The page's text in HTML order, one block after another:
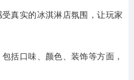
真实的冰淇淋店氛围，让玩家
括口味、颜色、装饰等方面，